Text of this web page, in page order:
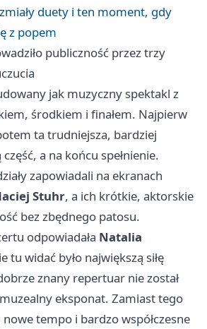
duety i ten moment, gdy
z popem
publiczność przez trzy
jak muzyczny spektakl z
środkiem i finałem. Najpierw
ta trudniejsza, bardziej
a na końcu spełnienie.
zapowiadali na ekranach
Stuhr, a ich krótkie, aktorskie
bez zbędnego patosu.
odpowiadała Natalia
tu widać było największą siłę
znany repertuar nie został
eksponat. Zamiast tego
nowe tempo i bardzo współczesne